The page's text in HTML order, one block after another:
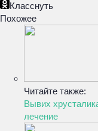
Класснуть
Похожее
Читайте также:
Вывих
лечение